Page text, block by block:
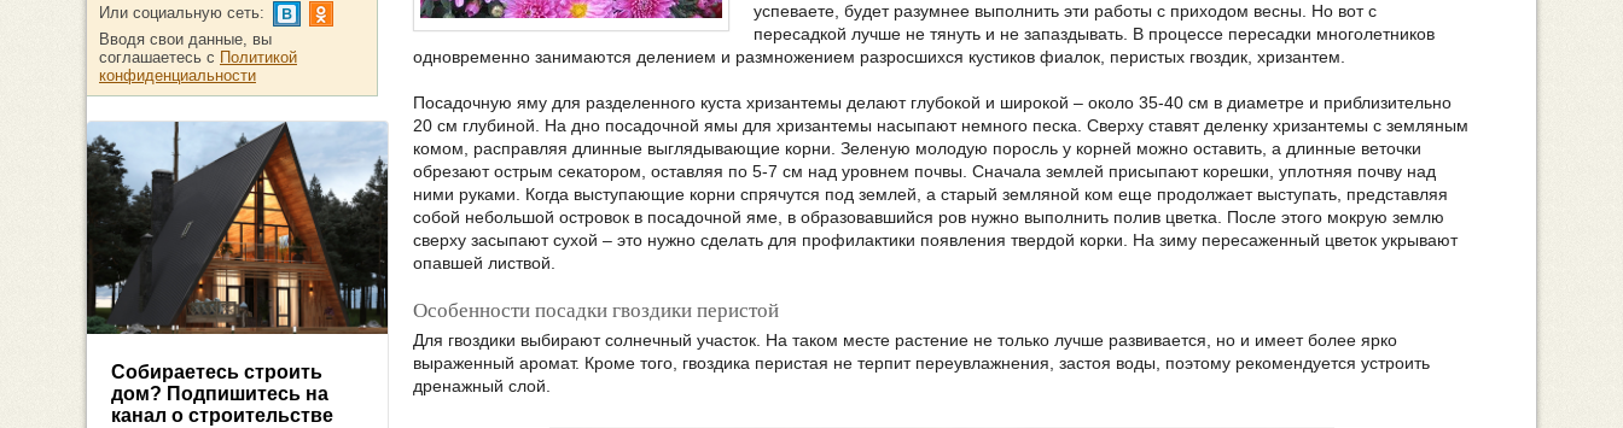
успеваете, будет разумнее выполнить эти работы с приходом весны. Но вот с
пересадкой лучше не тянуть и не запаздывать. В процессе пересадки многолетников
одновременно занимаются делением и размножением разросшихся кустиков фиалок, перистых гвоздик, хризантем.
Посадочную яму для разделенного куста хризантемы делают глубокой и широкой – около 35-40 см в диаметре и приблизительно
20 см глубиной. На дно посадочной ямы для хризантемы насыпают немного песка. Сверху ставят деленку хризантемы с земляным
комом, расправляя длинные выглядывающие корни. Зеленую молодую поросль у корней можно оставить, а длинные веточки
обрезают острым секатором, оставляя по 5-7 см над уровнем почвы. Сначала землей присыпают корешки, уплотняя почву над
ними руками. Когда выступающие корни спрячутся под землей, а старый земляной ком еще продолжает выступать, представляя
собой небольшой островок в посадочной яме, в образовавшийся ров нужно выполнить полив цветка. После этого мокрую землю
сверху засыпают сухой – это нужно сделать для профилактики появления твердой корки. На зиму пересаженный цветок укрывают
опавшей листвой.
Особенности посадки гвоздики перистой
Для гвоздики выбирают солнечный участок. На таком месте растение не только лучше развивается, но и имеет более ярко
выраженный аромат. Кроме того, гвоздика перистая не терпит переувлажнения, застоя воды, поэтому рекомендуется устроить
дренажный слой.
Или социальную сеть:
Вводя свои данные, вы
соглашаетесь с Политикой
конфиденциальности
Собираетесь строить
дом? Подпишитесь на
канал о строительстве